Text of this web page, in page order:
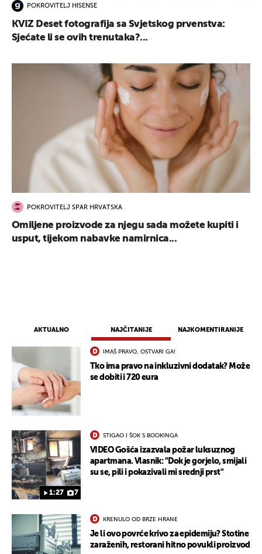
AKTUALNO NAJČITANIJE NAJKOMENTIRANIJE
IMAŠ PRAVO, OSTVARI GA!
Tko ima pravo na inkluzivni dodatak? Može
se dobiti i 720 eura
1:27 7
STIGAO I ŠOK S BOOKINGA
VIDEO Gošća izazvala požar luksuznog
apartmana. Vlasnik: "Dok je gorjelo, smijali
su se, pili i pokazivali mi srednji prst"
KRENULO OD BRZE HRANE
Je li ovo povrće krivo za epidemiju? Stotine
zaraženih, restorani hitno povukli proizvod
POKROVITELJ HISENSE
KVIZ Deset fotografija sa Svjetskog prvenstva:
Sjećate li se ovih trenutaka?...
POKROVITELJ SPAR HRVATSKA
Omiljene proizvode za njegu sada možete kupiti i
usput, tijekom nabavke namirnica...